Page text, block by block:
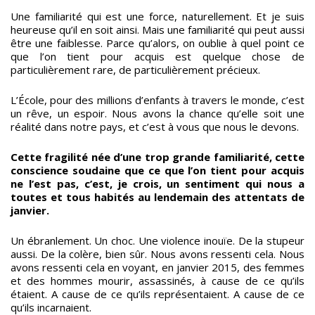
Une familiarité qui est une force, naturellement. Et je suis
heureuse qu’il en soit ainsi. Mais une familiarité qui peut aussi
être une faiblesse. Parce qu’alors, on oublie à quel point ce
que l’on tient pour acquis est quelque chose de
particulièrement rare, de particulièrement précieux.
L’École, pour des millions d’enfants à travers le monde, c’est
un rêve, un espoir. Nous avons la chance qu’elle soit une
réalité dans notre pays, et c’est à vous que nous le devons.
Cette fragilité née d’une trop grande familiarité, cette
conscience soudaine que ce que l’on tient pour acquis
ne l’est pas, c’est, je crois, un sentiment qui nous a
toutes et tous habités au lendemain des attentats de
janvier.
Un ébranlement. Un choc. Une violence inouïe. De la stupeur
aussi. De la colère, bien sûr. Nous avons ressenti cela. Nous
avons ressenti cela en voyant, en janvier 2015, des femmes
et des hommes mourir, assassinés, à cause de ce qu’ils
étaient. A cause de ce qu’ils représentaient. A cause de ce
qu’ils incarnaient.